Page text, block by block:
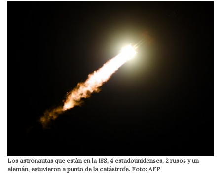
Los astronautas que están en la ISS, 4 estadounidenses, 2 rusos y un
alemán, estuvieron a punto de la catástrofe. Foto: AFP